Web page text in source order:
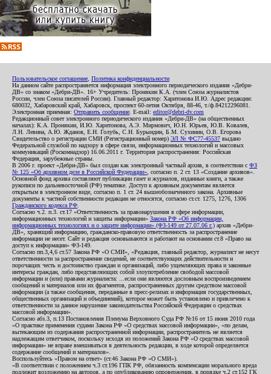
Пользовательское соглашение Политика конфиденциальности
На данном сайте распространяется информация электронного периодического издания «Дебри-
ДВ» со знаком «Дебри-ДВ». 16+ Учредитель: Пронякин К.А. (член Союза журналистов
России, член Союза писателей России). Главный редактор: Харитонова И.Ю. Адрес редакции:
680032, Хабаровский край, Хабаровск, проспект 60-летия Октября, 88-46, т./ф.84212296081.
Электронная приемная: Отправить сообщение . E-mail: editor@debri-dv.com
Редакционный совет электронного периодического издания «Дебри-ДВ» (на общественных
началах): К.А. Пронякин, И.Ю. Харитонова, А.Э. Мирмович, Ю.Н. Юрьев, Ю.В. Ковалев,
Л.Н. Левина, А.Ю. Жданов, Е.Н. Голубь, С.Н. Бурындин, Б.М. Сухинин, О.В. Егорова
Свидетельство о регистрации СМИ (Регистрационный номер) ЭЛ № ФС77-45537 выдано
Федеральной службой по надзору в сфере связи, информационных технологий и массовых
коммуникаций (Роскомнадзор) 16.06.2011 г. Территория распространения: Российская
Федерация, зарубежные страны.
В 2006 г. проект «Дебри-ДВ» был создан как электронный частный архив, в соответствии с ФЗ
№ 125 «Об архивном деле в Российской Федерации» , согласно п. 2 ст. 13 «Создание архивов».
Основной фонд архива составляют публикации газет и журналов, изданные книги, а также
рукописи по дальневосточной (РФ) тематике. Доступ к архивным документам является
открытым в электронном виде, согласно п. 1 ст. 24 вышеобозначенного закона. Архивные
документы к частной собственности редакции не относятся, согласно ст.ст. 1275, 1276, 1306
Гражданского кодекса РФ
Согласно ч.2. п.3. ст.17 «Ответственность за правонарушения в сфере информации,
информационных технологий и защиты информации» Закона РФ «Об информации,
информационных технологиях и о защите информации» (ФЗ-149 от 27.07.06 г.) архив «Дебри-
ДВ», хранящий информацию, гражданско-правовую ответственность за распространение
информации не несет. Сайт и редакция основываются и работают на основании ст.8 «Право на
доступ к информации» ФЗ-149.
Согласно пп.3,4,6 ст.57 Закона РФ «О СМИ», «Редакция, главный редактор, журналист не несут
ответственности за распространение сведений, не соответствующих действительности и
порочащих честь и достоинство граждан и организаций, либо ущемляющих права и законные
интересы граждан, либо представляющих собой злоупотребление свободой массовой
информации и (или) правами журналиста: ...если они являются дословным воспроизведением
сообщений и материалов или их фрагментов, распространенных другим средством массовой
информации (а также сообщения, переданные в пресс-релизах и информация государственных,
общественных организаций и объединений), которое может быть установлено и привлечено к
ответственности за данное нарушение законодательства Российской Федерации о средствах
массовой информации».
Согласно абз.3, п.13 Постановления Пленума Верховного Суда РФ №16 от 15 июня 2010 года
«О практике применения судами Закона РФ «О средствах массовой информации», «по делам,
вытекающим из содержания распространенной информации, распространитель не является
надлежащим ответчиком, поскольку исходя из положений Закона РФ «О средствах массовой
информации» не вправе вмешиваться в деятельность редакции, в ходе которой определяется
содержание сообщений и материалов».
Воспользуйтесь «Правом на ответ» (ст.46 Закона РФ «О СМИ»).
«В соответствии с положением ч.3 ст.196 ГПК РФ, обязанность компенсации морального вреда
подлежит возложению на авторов, а по опубликованию опровержения, в порядке ч.2 ст.152 ГК